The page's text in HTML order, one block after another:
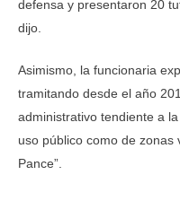
defensa y presentaron 20
dijo.
Asimismo, la funcionaria
tramitando desde el año
administrativo tendiente a
uso público como de
Pance”.